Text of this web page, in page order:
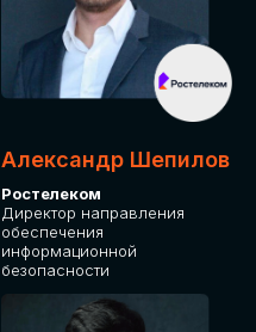
Александр Шепилов
Ростелеком
Директор направления
обеспечения
информационной
безопасности